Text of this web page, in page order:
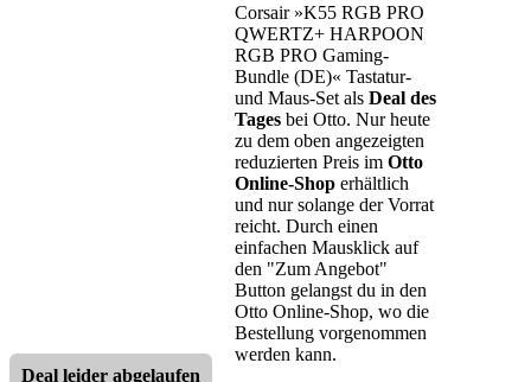
Corsair »K55 RGB PRO
QWERTZ+ HARPOON
RGB PRO Gaming-
Bundle (DE)« Tastatur-
und Maus-Set als Deal des
Tages bei Otto. Nur heute
zu dem oben angezeigten
reduzierten Preis im Otto
Online-Shop erhältlich
und nur solange der Vorrat
reicht. Durch einen
einfachen Mausklick auf
den "Zum Angebot"
Button gelangst du in den
Otto Online-Shop, wo die
Bestellung vorgenommen
werden kann.
Deal leider abgelaufen